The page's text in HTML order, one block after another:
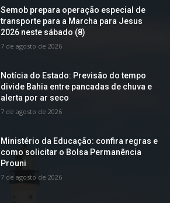
Semob prepara operação especial de
transporte para a Marcha para Jesus
2026 neste sábado (8)
7 de agosto de 2026
Notícia do Estado: Previsão do tempo
divide Bahia entre pancadas de chuva e
alerta por ar seco
7 de agosto de 2026
Ministério da Educação: confira regras e
como solicitar o Bolsa Permanência
Prouni
7 de agosto de 2026